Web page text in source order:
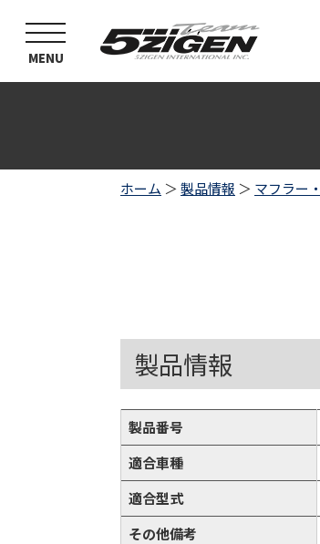
toggle
navigation
MENU
ホーム ＞製品情報 ＞ マフラー
製品情報
製品番号
適合車種
適合型式
その他備考